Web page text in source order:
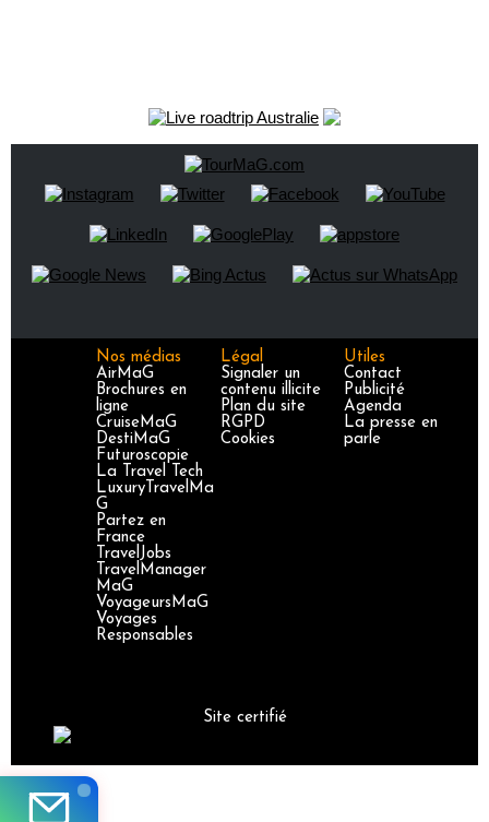
Nos médias
AirMaG
Brochures en
ligne
CruiseMaG
DestiMaG
Futuroscopie
La Travel Tech
LuxuryTravelMa
G
Partez en
France
TravelJobs
TravelManager
MaG
VoyageursMaG
Voyages
Responsables
Légal
Signaler un
contenu illicite
Plan du site
RGPD
Cookies
Utiles
Contact
Publicité
Agenda
La presse en
parle
Site certifié